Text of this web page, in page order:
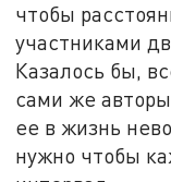
чтобы
участниками
Казалось бы,
сами же
ее в жизнь
нужно чтобы